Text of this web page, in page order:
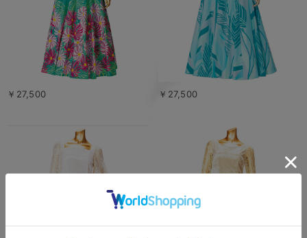
￥27,500 ￥27,500